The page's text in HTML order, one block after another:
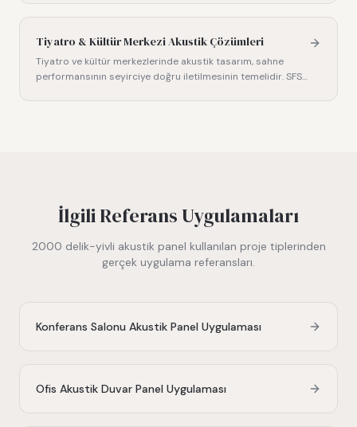
Tiyatro & Kültür Merkezi Akustik Çözümleri
Tiyatro ve kültür merkezlerinde akustik tasarım, sahne
performansının seyirciye doğru iletilmesinin temelidir. SFS
İlgili Referans Uygulamaları
2000 delik-yivli akustik panel kullanılan proje tiplerinden
gerçek uygulama referansları.
Konferans Salonu Akustik Panel Uygulaması
Ofis Akustik Duvar Panel Uygulaması